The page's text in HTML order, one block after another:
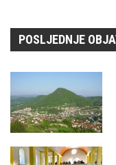
POSLJEDNJE